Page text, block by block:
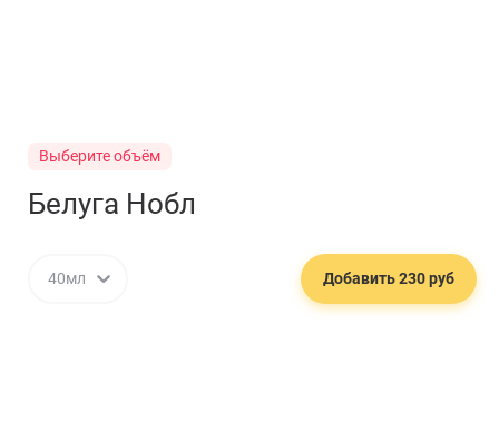
Выберите объём
Белуга Нобл
40мл Добавить 230 руб